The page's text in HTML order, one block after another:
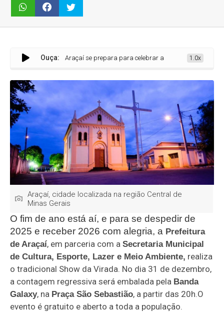
Ouça:
Araçaí se prepara para celebrar a chegada de 2026 com show da
1.0x
Araçaí, cidade localizada na região Central de
Minas Gerais
O fim de ano está aí, e para se despedir de
2025 e receber 2026 com alegria, a Prefeitura
de Araçaí, em parceria com aSecretaria Municipal
de Cultura, Esporte, Lazer e Meio Ambiente, realiza
o tradicional Show da Virada. No dia 31 de dezembro,
a contagem regressiva será embalada pela Banda
Galaxy, na Praça São Sebastião, a partir das 20h.O
evento é gratuito e aberto a toda a população.